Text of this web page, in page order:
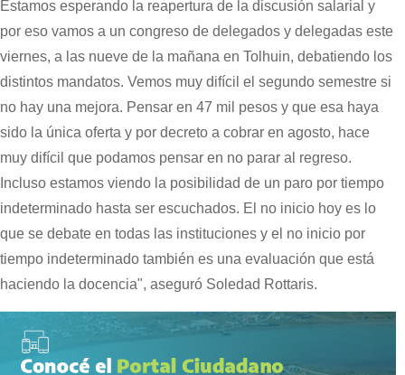
Estamos esperando la reapertura de la discusión salarial y
por eso vamos a un congreso de delegados y delegadas este
viernes, a las nueve de la mañana en Tolhuin, debatiendo los
distintos mandatos. Vemos muy difícil el segundo semestre si
no hay una mejora. Pensar en 47 mil pesos y que esa haya
sido la única oferta y por decreto a cobrar en agosto, hace
muy difícil que podamos pensar en no parar al regreso.
Incluso estamos viendo la posibilidad de un paro por tiempo
indeterminado hasta ser escuchados. El no inicio hoy es lo
que se debate en todas las instituciones y el no inicio por
tiempo indeterminado también es una evaluación que está
haciendo la docencia", aseguró Soledad Rottaris.